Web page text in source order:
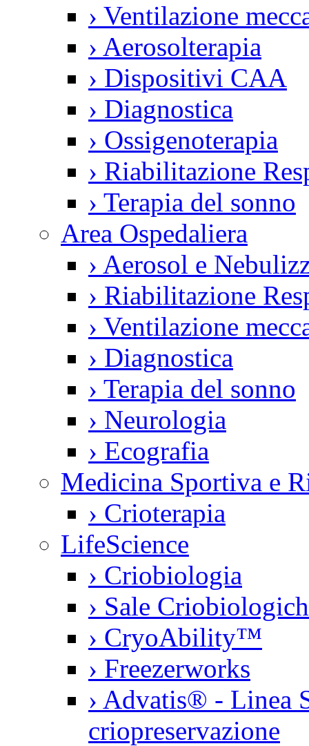
› Ventilazione
› Aerosolterapia
› Dispositivi CAA
› Diagnostica
› Ossigenoterapia
› Riabilitazione
› Terapia del sonno
Area Ospedaliera
› Aerosol e
› Riabilitazione
› Ventilazione
› Diagnostica
› Terapia del sonno
› Neurologia
› Ecografia
Medicina Sportiva e
› Crioterapia
LifeScience
› Criobiologia
› Sale
› CryoAbility™
› Freezerworks
› Advatis® - Linea
criopreservazione